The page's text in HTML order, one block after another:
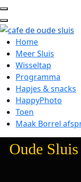
Home
Meer Sluis
Wisseltap
Programma
Hapjes & snacks
HappyPhoto
Toen
Maak Borrel
Oude